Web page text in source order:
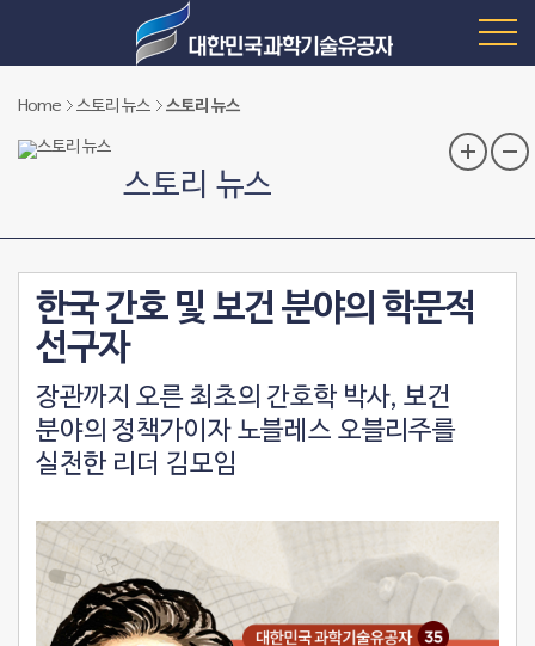
Home 스토리 뉴스 스토리 뉴스
스토리 뉴스
한국 간호 및 보건 분야의 학문적
선구자
장관까지 오른 최초의 간호학 박사, 보건
분야의 정책가이자 노블레스 오블리주를
실천한 리더 김모임